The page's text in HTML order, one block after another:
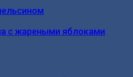
с жареными яблоками